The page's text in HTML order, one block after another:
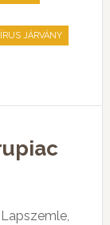
JÁRVÁNY